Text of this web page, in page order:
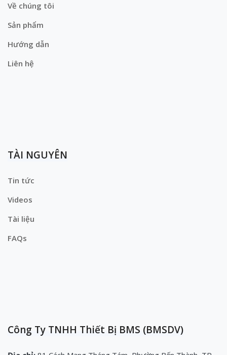
Về chúng tôi
Sản phẩm
Hướng dẫn
Liên hệ
TÀI NGUYÊN
Tin tức
Videos
Tài liệu
FAQs
Công Ty TNHH Thiết Bị BMS (BMSDV)